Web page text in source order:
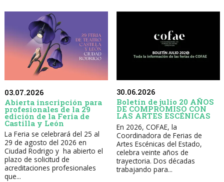
03.07.2026
Abierta inscripción para
profesionales de la 29
edición de la Feria de
Castilla y León
La Feria se celebrará del 25 al
29 de agosto del 2026 en
Ciudad Rodrigo y ha abierto el
plazo de solicitud de
acreditaciones profesionales
que...
30.06.2026
Boletín de julio 20 AÑOS
DE COMPROMISO CON
LAS ARTES ESCÉNICAS
En 2026, COFAE, la
Coordinadora de Ferias de
Artes Escénicas del Estado,
celebra veinte años de
trayectoria. Dos décadas
trabajando para...